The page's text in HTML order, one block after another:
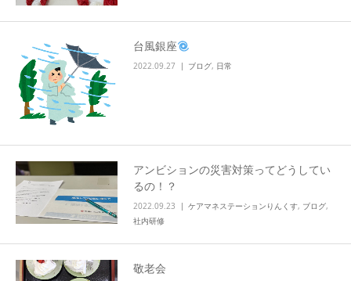
台風銀座
2022.09.27 ブログ, 日常
アンビションの災害対策ってどうしてい
るの！？
2022.09.23 ケアマネステーションりんくす, ブログ,
社内研修
敬老会